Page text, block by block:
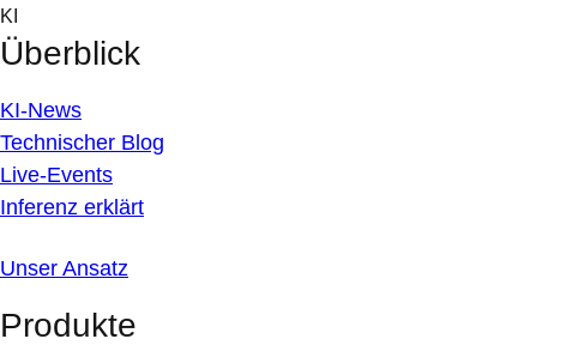
Skip
to
content
KI
Überblick
KI-News
Technischer Blog
Live-Events
Inferenz erklärt
Unser Ansatz
Produkte